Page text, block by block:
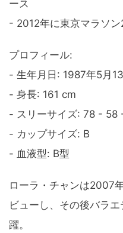
ース
- 2012年に東京マラソ
プロフィール:
- 生年月日: 1987年5月
- 身長: 161 cm
- スリーサイズ: 78 - 58
- カップサイズ: B
- 血液型: B型
ローラ・チャンは2007
ビューし、その後バラ
躍。